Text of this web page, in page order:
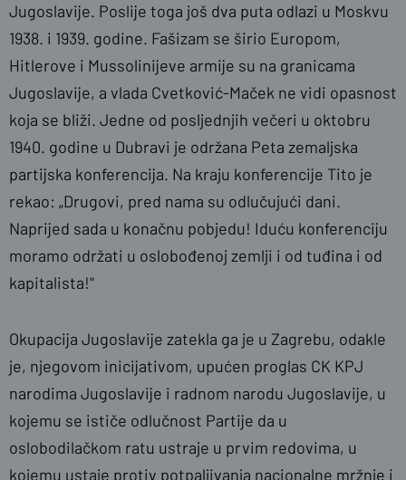
Jugoslavije. Poslije toga još dva puta odlazi u Moskvu
1938. i 1939. godine. Fašizam se širio Europom,
Hitlerove i Mussolinijeve armije su na granicama
Jugoslavije, a vlada Cvetković-Maček ne vidi opasnost
koja se bliži. Jedne od posljednjih večeri u oktobru
1940. godine u Dubravi je održana Peta zemaljska
partijska konferencija. Na kraju konferencije Tito je
rekao: „Drugovi, pred nama su odlučujući dani.
Naprijed sada u konačnu pobjedu! Iduću konferenciju
moramo održati u oslobođenoj zemlji i od tuđina i od
kapitalista!"
Okupacija Jugoslavije zatekla ga je u Zagrebu, odakle
je, njegovom inicijativom, upućen proglas CK KPJ
narodima Jugoslavije i radnom narodu Jugoslavije, u
kojemu se ističe odlučnost Partije da u
oslobodilačkom ratu ustraje u prvim redovima, u
kojemu ustaje protiv potpaljivanja nacionalne mržnje i